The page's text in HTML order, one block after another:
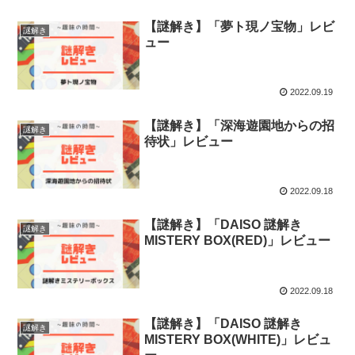
謎解き
【謎解き】「夢ト現ノ宝物」レビ
ュー
2022.09.19
謎解き
【謎解き】「深海遊園地からの招
待状」レビュー
2022.09.18
謎解き
【謎解き】「DAISO 謎解き
MISTERY BOX(RED)」レビュー
2022.09.18
謎解き
【謎解き】「DAISO 謎解き
MISTERY BOX(WHITE)」レビュ